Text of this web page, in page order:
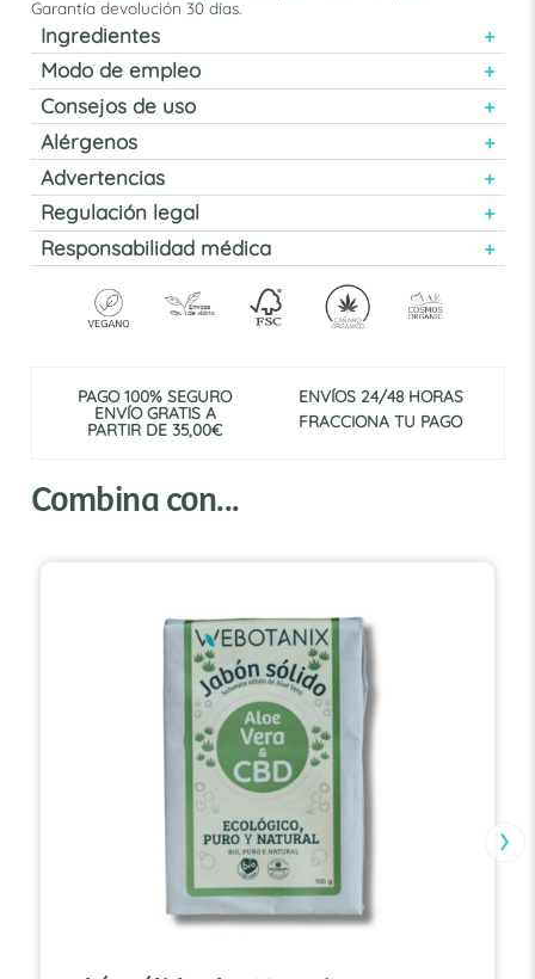
Garantía devolución 30 días.
Ingredientes
Modo de empleo
Consejos de uso
Alérgenos
Advertencias
Regulación legal
Responsabilidad médica
PAGO 100% SEGURO
ENVÍOS 24/48 HORAS
ENVÍO GRATIS A
PARTIR DE 35,00€
FRACCIONA TU PAGO
Combina con...
›